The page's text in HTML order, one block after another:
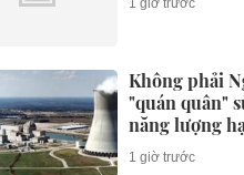
1 giờ trước
Không phải
"quán quân"
năng lượng
gia nào?
1 giờ trước